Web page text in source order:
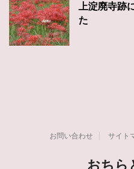
上淀廃寺跡
た
お問い合わせ サイト
おちら